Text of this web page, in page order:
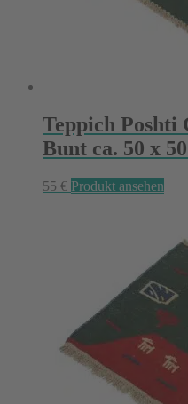
Teppich Poshti
Bunt ca. 50 x
55 € Produkt ansehen